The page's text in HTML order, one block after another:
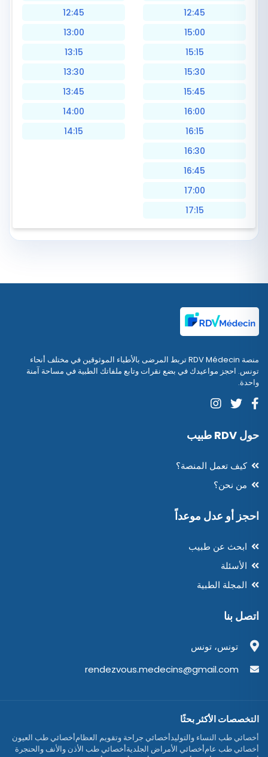
12:45
13:00
13:15
13:30
13:45
14:00
14:15
12:45
15:00
15:15
15:30
15:45
16:00
16:15
16:30
16:45
17:00
17:15
منصة RDV Médecin تربط المرضى بالأطباء الموثوقين في مختلف أنحاء
تونس. احجز مواعيدك في بضع نقرات وتابع ملفاتك الطبية في مساحة آمنة
واحدة.
حول RDV طبيب
كيف تعمل المنصة؟
من نحن؟
احجز أو عدل موعداً
ابحث عن طبيب
الأسئلة
المجلة الطبية
اتصل بنا
تونس، تونس
التخصصات الأكثر بحثًا
أخصائي طب النساء والتوليدأخصائي جراحة وتقويم العظامأخصائي طب العيون
أخصائي طب عامأخصائي الأمراض الجلديةأخصائي طب الأذن والأنف والحنجرة